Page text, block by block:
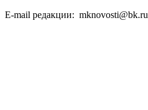
E-mail редакции: mknovosti@bk.ru